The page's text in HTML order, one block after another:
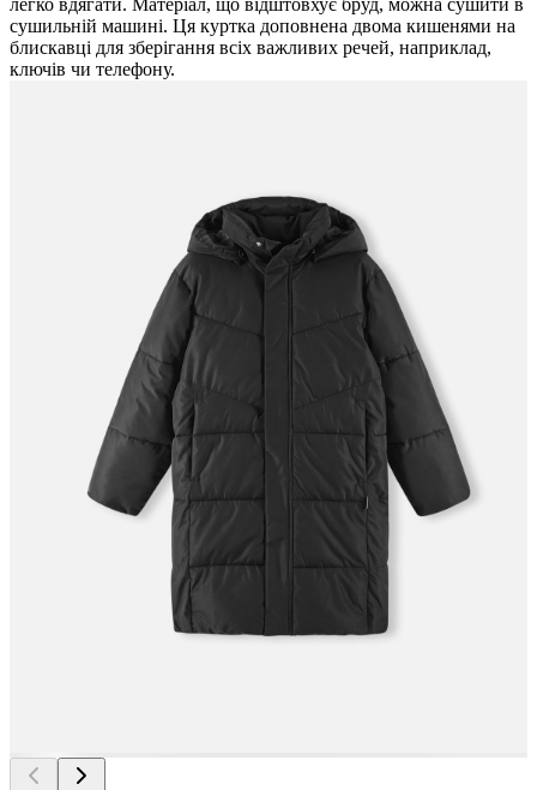
легко вдягати. Матеріал, що відштовхує бруд, можна сушити в
сушильній машині. Ця куртка доповнена двома кишенями на
блискавці для зберігання всіх важливих речей, наприклад,
ключів чи телефону.